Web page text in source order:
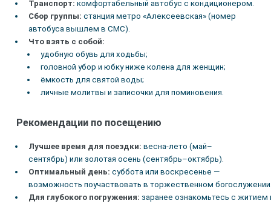
Транспорт: комфортабельный автобус с кондиционером.
Сбор группы: станция метро «Алексеевская» (номер
автобуса вышлем в СМС).
Что взять с собой:
удобную обувь для ходьбы;
головной убор и юбку ниже колена для женщин;
ёмкость для святой воды;
личные молитвы и записочки для поминовения.
Рекомендации по посещению
Лучшее время для поездки: весна‑лето (май–
сентябрь) или золотая осень (сентябрь–октябрь).
Оптимальный день: суббота или воскресенье —
возможность поучаствовать в торжественном
Для глубокого погружения: заранее ознакомьтесь с